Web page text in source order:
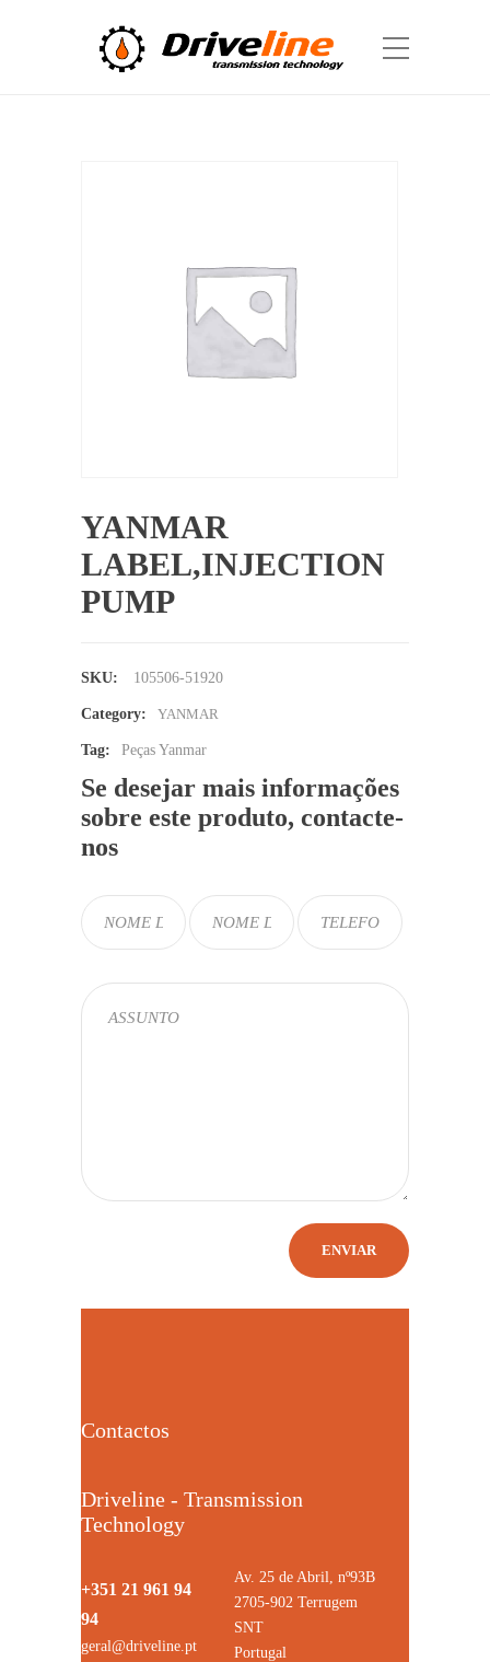
YANMAR
LABEL,INJECTION
PUMP
SKU: 105506-51920
Category: YANMAR
Tag: Peças Yanmar
Se desejar mais informações
sobre este produto, contacte-
nos
Contactos
Driveline - Transmission
Technology
+351 21 961 94
94
geral@driveline.pt
Av. 25 de Abril, nº93B
2705-902 Terrugem
SNT
Portugal